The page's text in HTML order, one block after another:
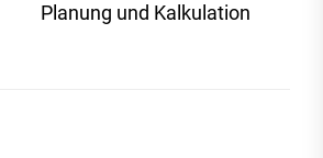
Planung und Kalkulation